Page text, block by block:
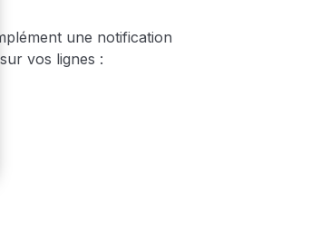
une notification
vos lignes :